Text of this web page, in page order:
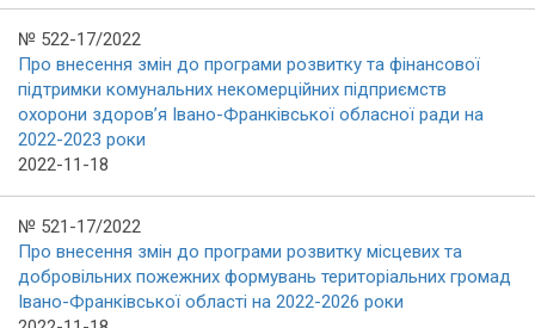
№ 522-17/2022
Про внесення змін до програми розвитку та фінансової
підтримки комунальних некомерційних підприємств
охорони здоров’я Івано-Франківської обласної ради на
2022-2023 роки
2022-11-18
№ 521-17/2022
Про внесення змін до програми розвитку місцевих та
добровільних пожежних формувань територіальних громад
Івано-Франківської області на 2022-2026 роки